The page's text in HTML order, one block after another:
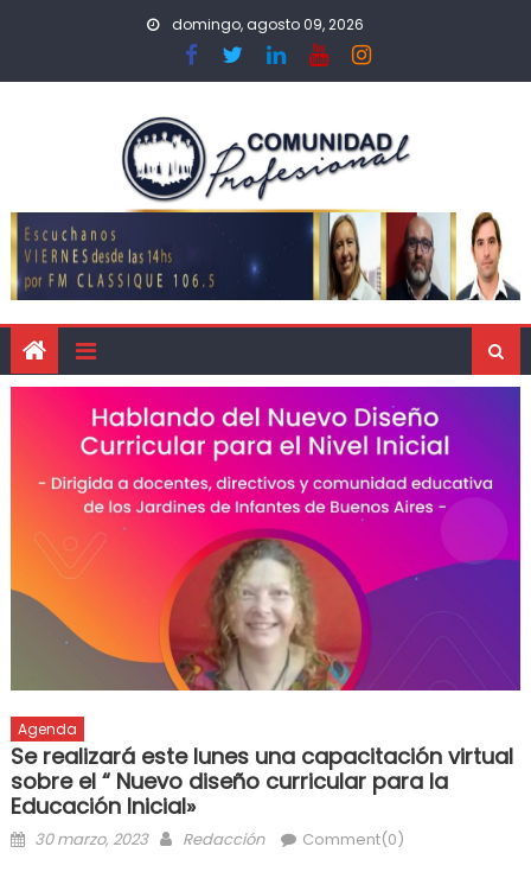
domingo, agosto 09, 2026
Agenda
Se realizará este lunes una capacitación virtual
sobre el “ Nuevo diseño curricular para la
Educación Inicial»
30 marzo, 2023 Redacción Comment(0)